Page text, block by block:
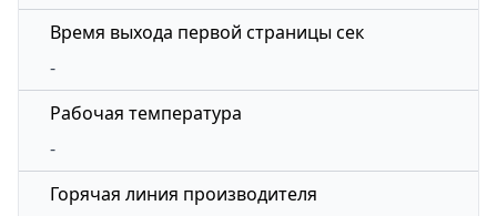
Время выхода первой страницы сек
-
Рабочая температура
-
Горячая линия производителя